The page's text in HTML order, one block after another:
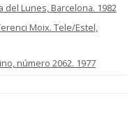
del Lunes, Barcelona. 1982
Moix. Tele/Estel,
número 2062. 1977